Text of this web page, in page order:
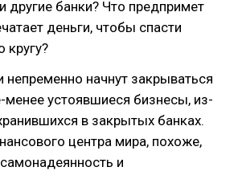
другие банки? Что предпримет
деньги, чтобы спасти
кругу?
непременно начнут закрываться
менее устоявшиеся бизнесы, из-
в закрытых банках.
центра мира, похоже,
и